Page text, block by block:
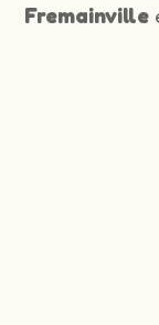
Fremainville